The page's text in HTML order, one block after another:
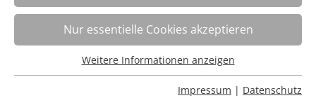
Digitale Kompetenz / IT
Digitale Lebenswelt – Online-Impulse – Cybermobbing
Nr.:
261F17
09.12.2026, 14.00 Uhr
Nur essentielle Cookies akzeptieren
Essentielle Cookies werden für grundlegende Funktionen
Weitere Informationen anzeigen
Impressum | Datenschutz